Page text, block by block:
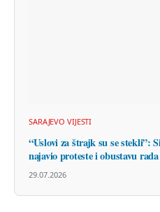
SARAJEVO VIJESTI
“Uslovi za štrajk su se stekli”:
najavio proteste i obustavu
29.07.2026